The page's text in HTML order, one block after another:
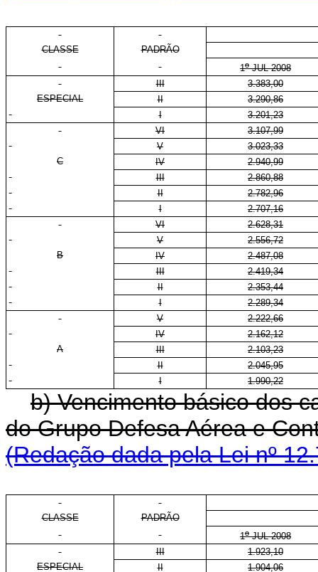
CLASSE
PADRÃO
1oJUL 2008
III
3.383,00
ESPECIAL
II
3.290,86
I
3.201,23
VI
3.107,99
V
3.023,33
C
IV
2.940,99
III
2.860,88
II
2.782,96
I
2.707,16
VI
2.628,31
V
2.556,72
B
IV
2.487,08
III
2.419,34
II
2.353,44
I
2.289,34
V
2.222,66
IV
2.162,12
A
III
2.103,23
II
2.045,95
I
1.990,22
b) Vencimento básico dos
do Grupo Defesa Aérea e
(Redação dada pela Lei nº
CLASSE
PADRÃO
1oJUL 2008
III
1.923,10
ESPECIAL
II
1.904,06